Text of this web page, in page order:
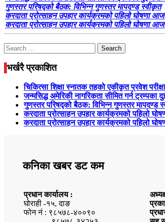
गुणस्तर परिषद्को बैठक: विभिन्न गुणस्तर मापदण्ड स्वीकृत
करदाता प्रोत्साहन उपहार कार्यक्रमको पहिलो घोषणा
करदाता प्रोत्साहन उपहार कार्यक्रमको पहिलो घोषणा
Search
for:
भर्खरै प्रकाशित
चिकित्सा शिक्षा स्नातक तहको एकीकृत प्रवेश
जन्मसिद्ध अमेरिकी नागरिकता सीमित गर्न ट्रम्पका
गुणस्तर परिषद्को बैठक: विभिन्न गुणस्तर मापदण्ड
करदाता प्रोत्साहन उपहार कार्यक्रमको पहिलो
करदाता प्रोत्साहन उपहार कार्यक्रमको पहिलो
कनिका खबर डट कम
प्रधान कार्यालय :
घोराही -१५, दाङ
फोन नं : ९८५७८-४००९०